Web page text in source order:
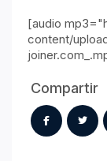
[audio
content/
Compartir